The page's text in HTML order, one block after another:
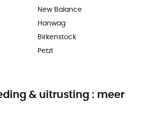
New Balance
Hanwag
Birkenstock
Petzl
& uitrusting : meer